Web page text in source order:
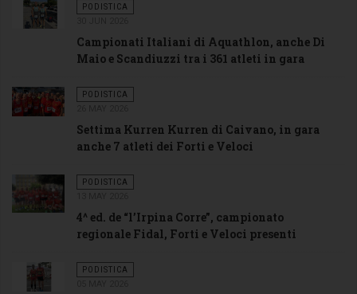
PODISTICA
Campionati Italiani di Aquathlon, anche Di
Maio e Scandiuzzi tra i 361 atleti in gara
PODISTICA
Settima Kurren Kurren di Caivano, in gara
anche 7 atleti dei Forti e Veloci
PODISTICA
4^ ed. de “l’Irpina Corre”, campionato
regionale Fidal, Forti e Veloci presenti
PODISTICA